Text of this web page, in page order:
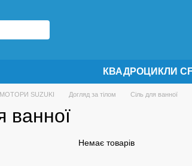
КВАДРОЦИКЛИ
SUZUKI Догляд за тілом Сіль для ванної
ванної
Немає товарів